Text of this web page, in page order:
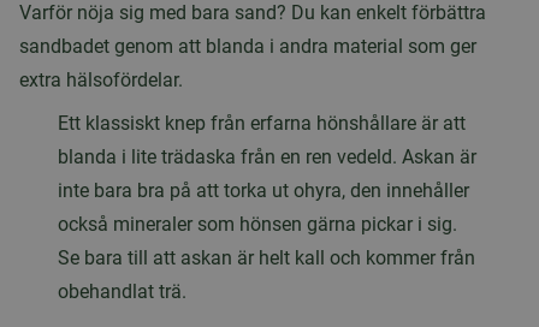
Varför nöja sig med bara sand? Du kan enkelt förbättra
sandbadet genom att blanda i andra material som ger
extra hälsofördelar.
Ett klassiskt knep från erfarna hönshållare är att
blanda i lite trädaska från en ren vedeld. Askan är
inte bara bra på att torka ut ohyra, den innehåller
också mineraler som hönsen gärna pickar i sig.
Se bara till att askan är helt kall och kommer från
obehandlat trä.